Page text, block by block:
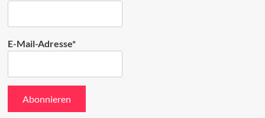
E-Mail-Adresse*